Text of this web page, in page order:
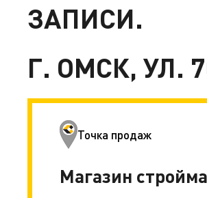
ЗАПИСИ.
Г. ОМСК, УЛ.
Точка продаж
Магазин